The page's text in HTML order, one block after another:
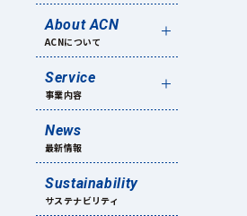
About ACN
ACNについて
Service
事業内容
News
最新情報
Sustainability
サステナビリティ